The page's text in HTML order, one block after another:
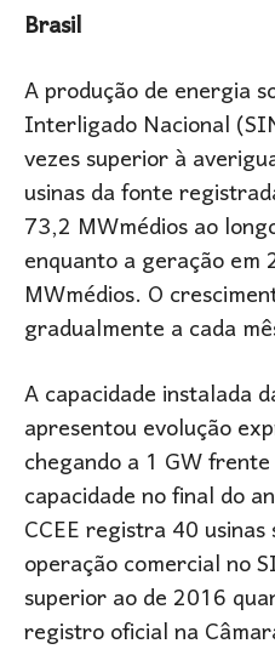
Brasil
A produção de energia
Interligado Nacional
vezes superior à
usinas da fonte
73,2 MWmédios ao
enquanto a geração
MWmédios. O
gradualmente a cada
A capacidade instalada
apresentou evolução
chegando a 1 GW
capacidade no final do
CCEE registra 40
operação comercial no
superior ao de 2016
registro oficial na